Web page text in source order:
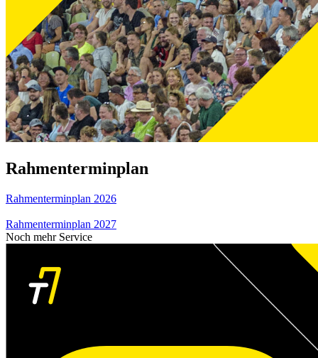
Rahmenterminplan
Rahmenterminplan 2026
Rahmenterminplan 2027
Noch mehr Service